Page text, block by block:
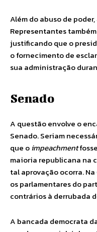
Além do abuso de
Representantes
justificando que o
o fornecimento de
sua administração
Senado
A questão envolve o
Senado. Seriam
que oimpeachment
maioria republicana na
tal aprovação ocorra.
os parlamentares do
contrários à derrubada
A bancada democrata